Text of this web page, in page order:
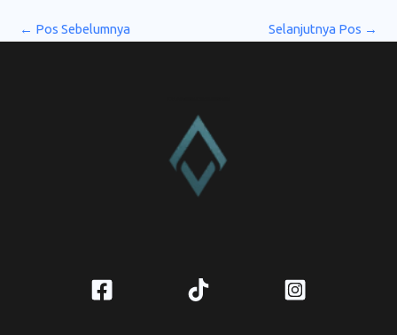
← Pos Sebelumnya Selanjutnya Pos →